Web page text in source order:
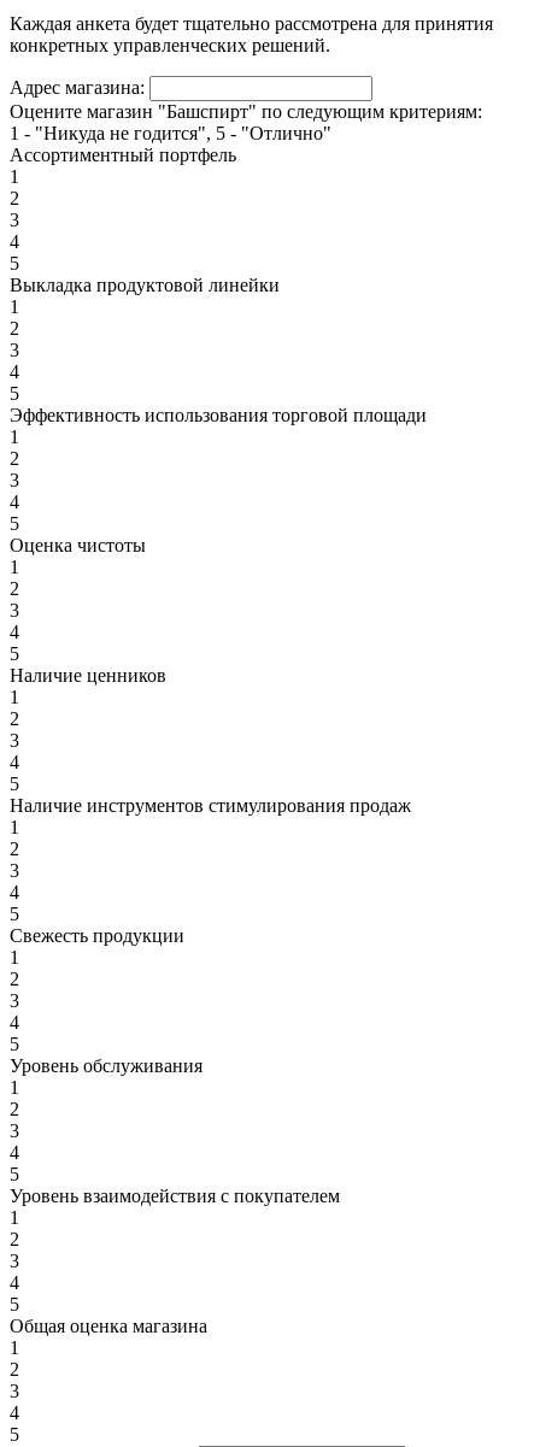
Каждая анкета будет тщательно рассмотрена для принятия
конкретных управленческих решений.
Адрес магазина:
Оцените магазин "Башспирт" по следующим критериям:
1 - "Никуда не годится", 5 - "Отлично"
Ассортиментный портфель
1
2
3
4
5
Выкладка продуктовой линейки
1
2
3
4
5
Эффективность использования торговой площади
1
2
3
4
5
Оценка чистоты
1
2
3
4
5
Наличие ценников
1
2
3
4
5
Наличие инструментов стимулирования продаж
1
2
3
4
5
Свежесть продукции
1
2
3
4
5
Уровень обслуживания
1
2
3
4
5
Уровень взаимодействия с покупателем
1
2
3
4
5
Общая оценка магазина
1
2
3
4
5